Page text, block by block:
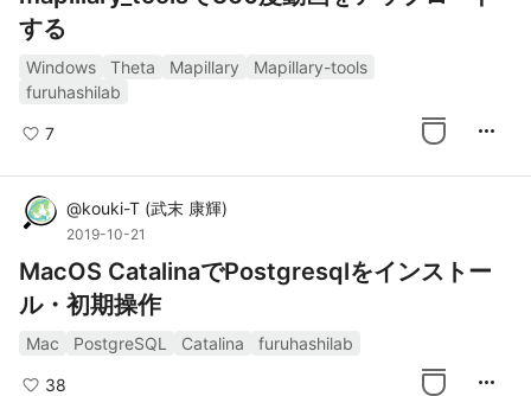
する
Windows Theta Mapillary
Mapillary-tools
furuhashilab
7 more_horiz
@kouki-T (武末 康輝)
2019-10-21
MacOS CatalinaでPostgresqlをインストー
ル・初期操作
Mac PostgreSQL Catalina furuhashilab
38 more_horiz